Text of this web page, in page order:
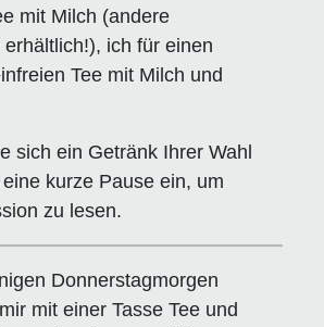
mit Milch (andere
ich für einen
Tee mit Milch und
sich ein Getränk Ihrer Wahl
kurze Pause ein, um
zu lesen.
Donnerstagmorgen
mit einer Tasse Tee und